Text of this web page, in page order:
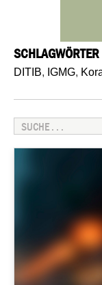
SCHLAGWÖRTER
DITIB, IGMG,